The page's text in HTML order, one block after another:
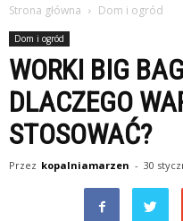
Strona główna Dom i ogród
Dom i ogród
WORKI BIG
DLACZEGO
STOSOWAĆ?
Przez kopalniamarzen - 30